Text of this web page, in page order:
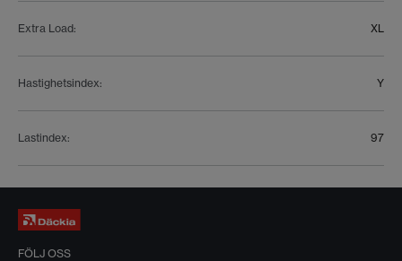
Extra Load: XL
Hastighetsindex: Y
Lastindex: 97
FÖLJ OSS